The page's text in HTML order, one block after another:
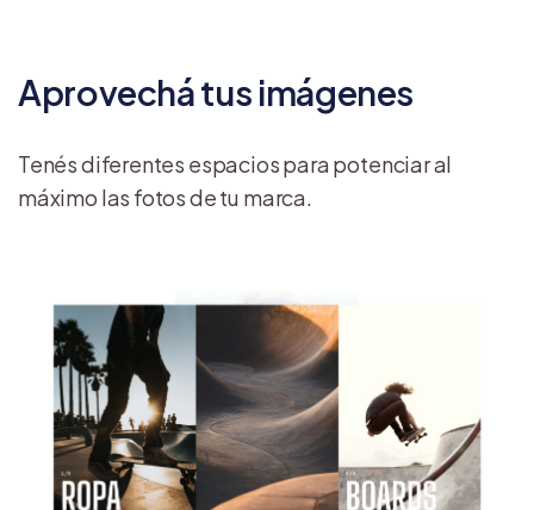
Aprovechá tus imágenes
Tenés diferentes espacios para potenciar al
máximo las fotos de tu marca.